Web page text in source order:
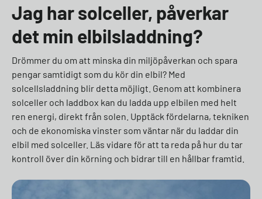
Jag har solceller, påverkar
det min elbilsladdning?
Drömmer du om att minska din miljöpåverkan och spara
pengar samtidigt som du kör din elbil? Med
solcellsladdning blir detta möjligt. Genom att kombinera
solceller och laddbox kan du ladda upp elbilen med helt
ren energi, direkt från solen. Upptäck fördelarna, tekniken
och de ekonomiska vinster som väntar när du laddar din
elbil med solceller. Läs vidare för att ta reda på hur du tar
kontroll över din körning och bidrar till en hållbar framtid.